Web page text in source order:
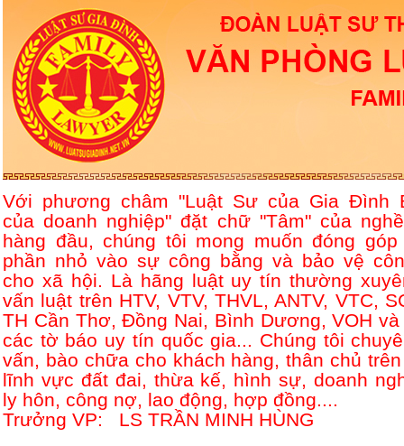
Với phương châm "Luật Sư của Gia Đình
của doanh nghiệp" đặt chữ "Tâm" của
hàng đầu, chúng tôi mong muốn đóng góp
phần nhỏ vào sự công bằng và bảo vệ
cho xã hội. Là hãng luật uy tín thường
vấn luật trên HTV, VTV, THVL, ANTV, VTC,
TH Cần Thơ, Đồng Nai, Bình Dương, VOH và
các tờ báo uy tín quốc gia... Chúng tôi
vấn, bào chữa cho khách hàng, thân chủ
lĩnh vực đất đai, thừa kế, hình sự, doanh
ly hôn, công nợ, lao động, hợp đồng....
Trưởng VP: LS TRẦN MINH HÙNG